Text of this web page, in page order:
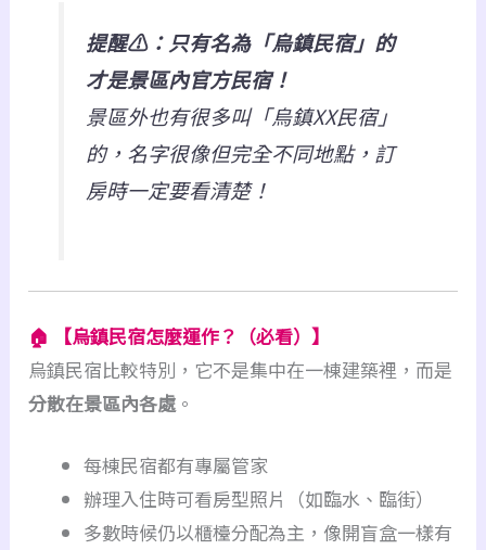
提醒⚠️：只有名為「烏鎮民宿」的
才是景區內官方民宿！
景區外也有很多叫「烏鎮XX民宿」
的，名字很像但完全不同地點，訂
房時一定要看清楚！
🏠
【烏鎮民宿怎麼運作？（必看）】
烏鎮民宿比較特別，它不是集中在一棟建築裡，而是
分散在景區內各處。
每棟民宿都有專屬管家
辦理入住時可看房型照片（如臨水、臨街）
多數時候仍以櫃檯分配為主，像開盲盒一樣有